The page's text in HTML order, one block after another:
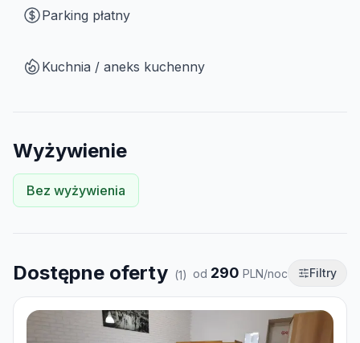
Parking płatny
Kuchnia / aneks kuchenny
Wyżywienie
Bez wyżywienia
Dostępne oferty (1) od 290 PLN/noc Filtry